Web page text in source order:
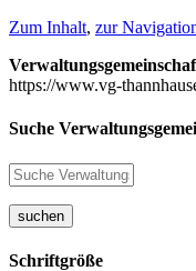
Zum Inhalt, zur
https://www.vg-
Suche
suchen
Schriftgröße